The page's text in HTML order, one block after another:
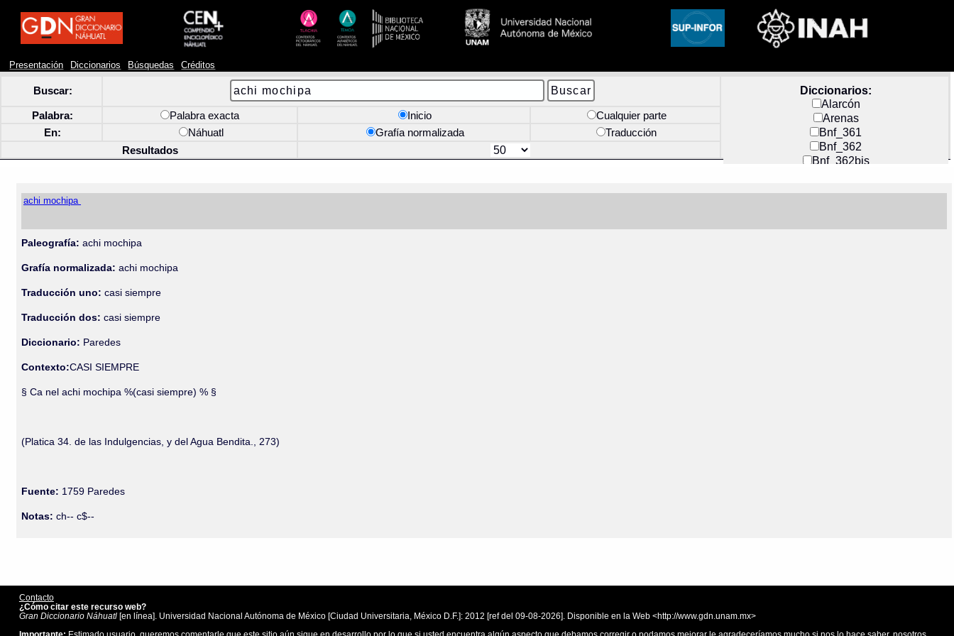
Presentación Diccionarios Búsquedas Créditos
Buscar:
Diccionarios:
Alarcón
Arenas
Bnf_361
Bnf_362
Bnf_362bis
Docs_México
Palabra: Palabra exacta Inicio
Cualquier parte
En:
Náhuatl Grafía normalizada
Traducción
Resultados
achi mochipa
Paleografía: achi mochipa
Grafía normalizada: achi mochipa
Traducción uno: casi siempre
Traducción dos: casi siempre
Diccionario: Paredes
Contexto:CASI SIEMPRE
§ Ca nel achi mochipa %(casi siempre) % §
(Platica 34. de las Indulgencias, y del Agua Bendita., 273)
Fuente: 1759 Paredes
Notas: ch-- c$--
Contacto
¿Cómo citar este recurso web?
Gran Diccionario Náhuatl[en línea]. Universidad Nacional Autónoma de México [Ciudad Universitaria, México D.F.]: 2012 [ref del 09-08-2026]. Disponible en la Web <http://www.gdn.unam.mx>